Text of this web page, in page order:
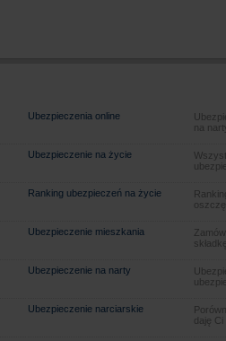
Ubezpieczenia online
na
Ubezpieczenie na życie
Ranking ubezpieczeń na życie
Ubezpieczenie mieszkania
Ubezpieczenie na narty
Ubezpieczenie narciarskie
daję